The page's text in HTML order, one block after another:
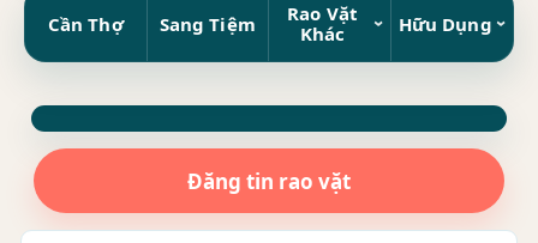
Cần Thợ Sang Tiệm
Rao Vặt
Khác
Hữu Dụng
Đăng tin rao vặt